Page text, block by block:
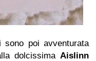
sono poi avventurata
dolcissima Aislinn